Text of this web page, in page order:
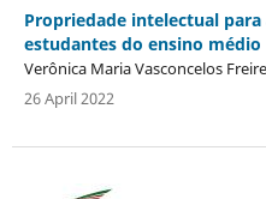
Propriedade intelectual
estudantes do ensino médio
Verônica Maria Vasconcelos
26 April 2022